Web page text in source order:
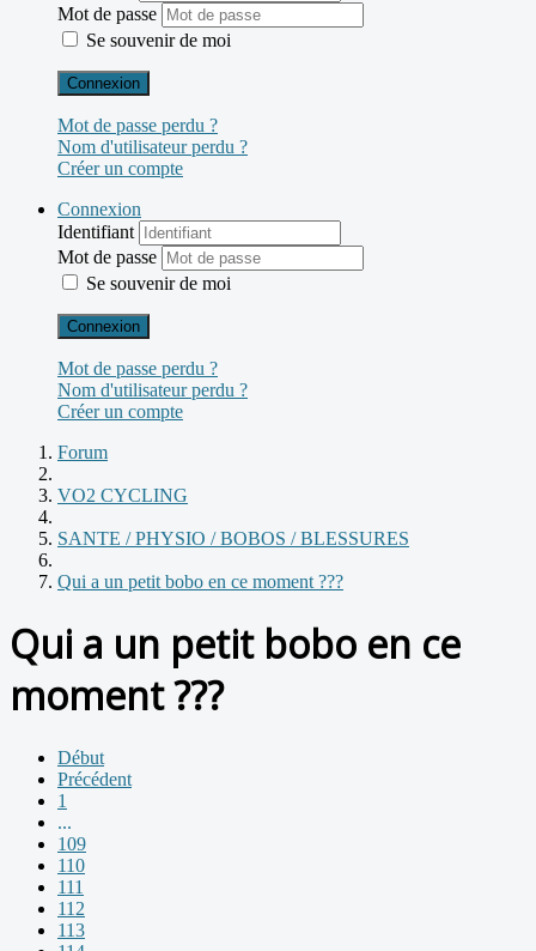
Mot de passe
Se souvenir de moi
Connexion
Mot de passe perdu ?
Nom d'utilisateur perdu ?
Créer un compte
Connexion
Identifiant
Mot de passe
Se souvenir de moi
Connexion
Mot de passe perdu ?
Nom d'utilisateur perdu ?
Créer un compte
Forum
VO2 CYCLING
SANTE / PHYSIO / BOBOS / BLESSURES
Qui a un petit bobo en ce moment ???
Qui a un petit bobo en ce
moment ???
Début
Précédent
1
...
109
110
111
112
113